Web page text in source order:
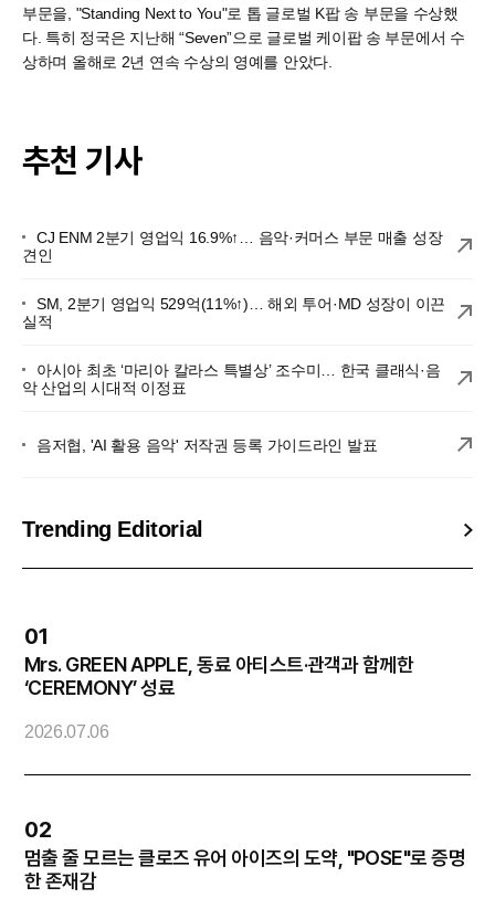
부문을, "Standing Next to You"로 톱 글로벌 K팝 송 부문을 수상했
다. 특히 정국은 지난해 “Seven”으로 글로벌 케이팝 송 부문에서 수
상하며 올해로 2년 연속 수상의 영예를 안았다.
추천 기사
CJ ENM 2분기 영업익 16.9%↑… 음악·커머스 부문 매출 성장
견인
SM, 2분기 영업익 529억(11%↑)… 해외 투어·MD 성장이 이끈
실적
아시아 최초 ‘마리아 칼라스 특별상’ 조수미… 한국 클래식·음
악 산업의 시대적 이정표
음저협, 'AI 활용 음악' 저작권 등록 가이드라인 발표
Trending Editorial
01
Mrs. GREEN APPLE, 동료 아티스트·관객과 함께한
‘CEREMONY’ 성료
2026.07.06
02
멈출 줄 모르는 클로즈 유어 아이즈의 도약, "POSE"로 증명
한 존재감